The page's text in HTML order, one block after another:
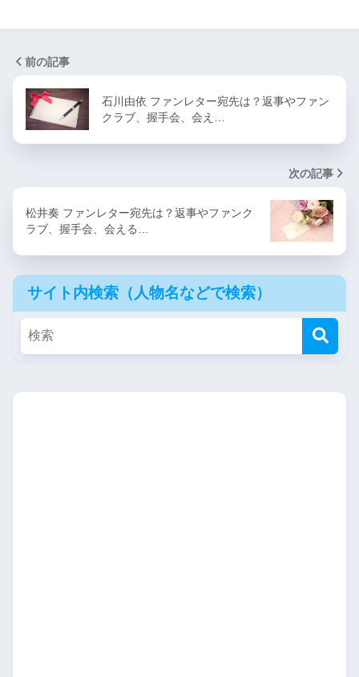
前の記事
石川由依 ファンレター宛先は？返事やファン
クラブ、握手会、会え…
次の記事
松井奏 ファンレター宛先は？返事やファンク
ラブ、握手会、会える…
サイト内検索（人物名などで検索）